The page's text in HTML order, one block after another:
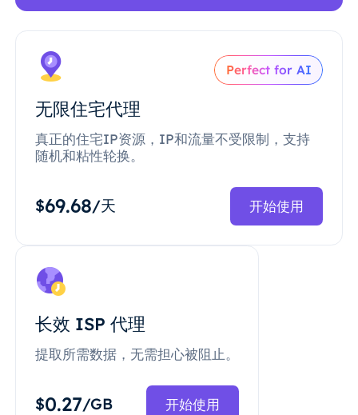
Perfect for AI
无限住宅代理
真正的住宅IP资源，IP和流量不受限制，支持
随机和粘性轮换。
$69.68/天 开始使用
长效 ISP 代理
提取所需数据，无需担心被阻止。
$0.27/GB 开始使用